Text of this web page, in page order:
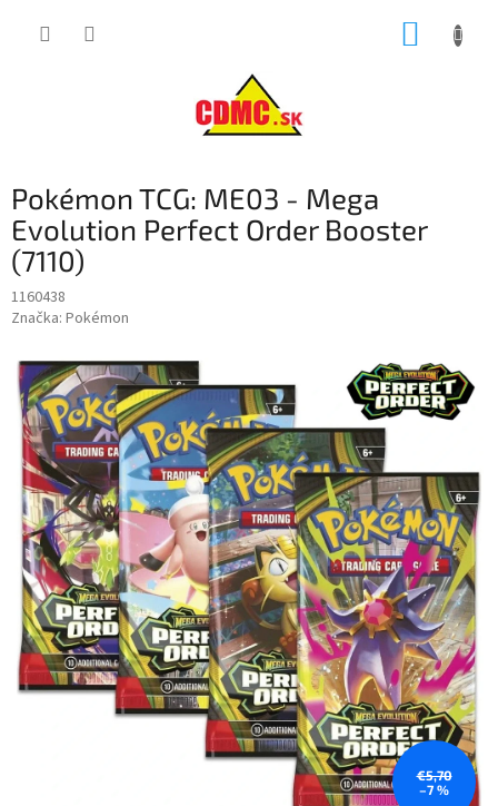
Pokémon TCG: ME03 - Mega
Evolution Perfect Order Booster
(7110)
1160438
Značka: Pokémon
€5,70
–7 %